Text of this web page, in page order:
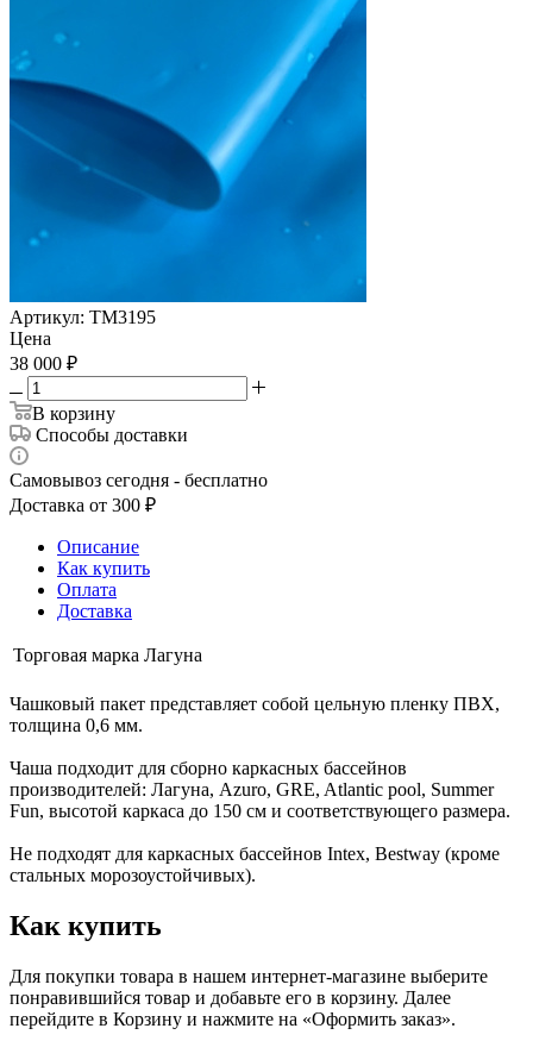
Артикул: ТМ3195
Цена
38 000 ₽
В корзину
Способы доставки
Самовывоз сегодня - бесплатно
Доставка от 300 ₽
Описание
Как купить
Оплата
Доставка
Торговая марка Лагуна
Чашковый пакет представляет собой цельную пленку ПВХ,
толщина 0,6 мм.
Чаша подходит для сборно каркасных бассейнов
производителей: Лагуна, Azuro, GRE, Atlantic pool, Summer
Fun, высотой каркаса до 150 см и соответствующего размера.
Не подходят для каркасных бассейнов Intex, Bestway (кроме
стальных морозоустойчивых).
Как купить
Для покупки товара в нашем интернет-магазине выберите
понравившийся товар и добавьте его в корзину. Далее
перейдите в Корзину и нажмите на «Оформить заказ».